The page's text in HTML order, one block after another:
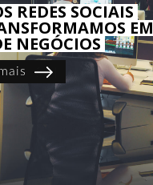
REDES SOCIAIS
EM
NEGÓCIOS